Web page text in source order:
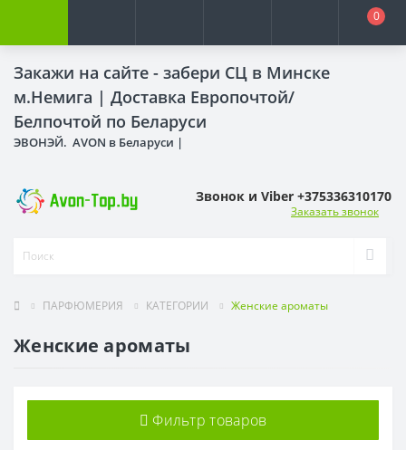
Закажи на сайте - забери СЦ в Минске
м.Немига | Доставка Европочтой/
Белпочтой по Беларуси
ЭВОНЭЙ. AVON в Беларуси |
0
Звонок и Viber +375336310170
Заказать звонок
ПАРФЮМЕРИЯ КАТЕГОРИИ Женские ароматы
Женские ароматы
Фильтр товаров